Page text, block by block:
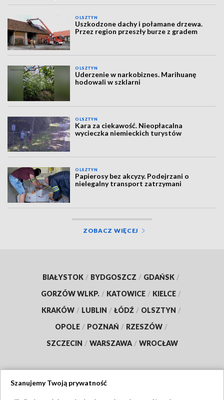
OLSZTYN
Uszkodzone dachy i połamane drzewa.
Przez region przeszły burze z gradem
OLSZTYN
Uderzenie w narkobiznes. Marihuanę
hodowali w szklarni
OLSZTYN
Kara za ciekawość. Nieopłacalna
wycieczka niemieckich turystów
OLSZTYN
Papierosy bez akcyzy. Podejrzani o
nielegalny transport zatrzymani
ZOBACZ WIĘCEJ
BIAŁYSTOK / BYDGOSZCZ / GDAŃSK /
GORZÓW WLKP. / KATOWICE / KIELCE /
KRAKÓW / LUBLIN / ŁÓDŹ / OLSZTYN /
OPOLE / POZNAŃ / RZESZÓW /
SZCZECIN / WARSZAWA / WROCŁAW
Szanujemy Twoją prywatność